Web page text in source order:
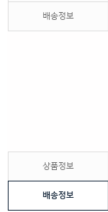
배송정보
상품정보
배송정보